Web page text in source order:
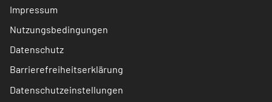
Impressum
Nutzungsbedingungen
Datenschutz
Barrierefreiheitserklärung
Datenschutzeinstellungen